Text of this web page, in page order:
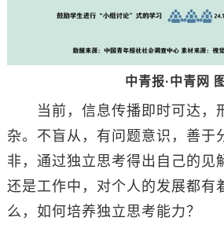
中青报·中青网 图
当前，信息传播即时可达，
杂。不盲从，有问题意识，善于
非，通过独立思考得出自己的见
还是工作中，对个人的发展都有
么，如何培养独立思考能力？